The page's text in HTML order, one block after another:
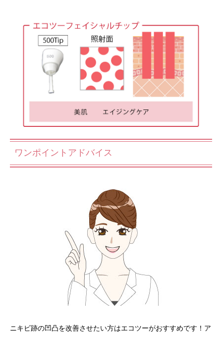
ワンポイントアドバイス
ニキビ跡の凹凸を改善させたい方はエコツーがおすすめです！ア